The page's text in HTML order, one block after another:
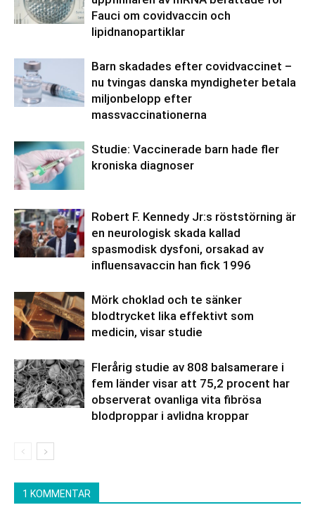
Fauci om covidvaccin och
lipidnanopartiklar
Barn skadades efter covidvaccinet –
nu tvingas danska myndigheter betala
miljonbelopp efter
massvaccinationerna
Studie: Vaccinerade barn hade fler
kroniska diagnoser
Robert F. Kennedy Jr:s röststörning är
en neurologisk skada kallad
spasmodisk dysfoni, orsakad av
influensavaccin han fick 1996
Mörk choklad och te sänker
blodtrycket lika effektivt som
medicin, visar studie
Flerårig studie av 808 balsamerare i
fem länder visar att 75,2 procent har
observerat ovanliga vita fibrösa
blodproppar i avlidna kroppar
1 KOMMENTAR